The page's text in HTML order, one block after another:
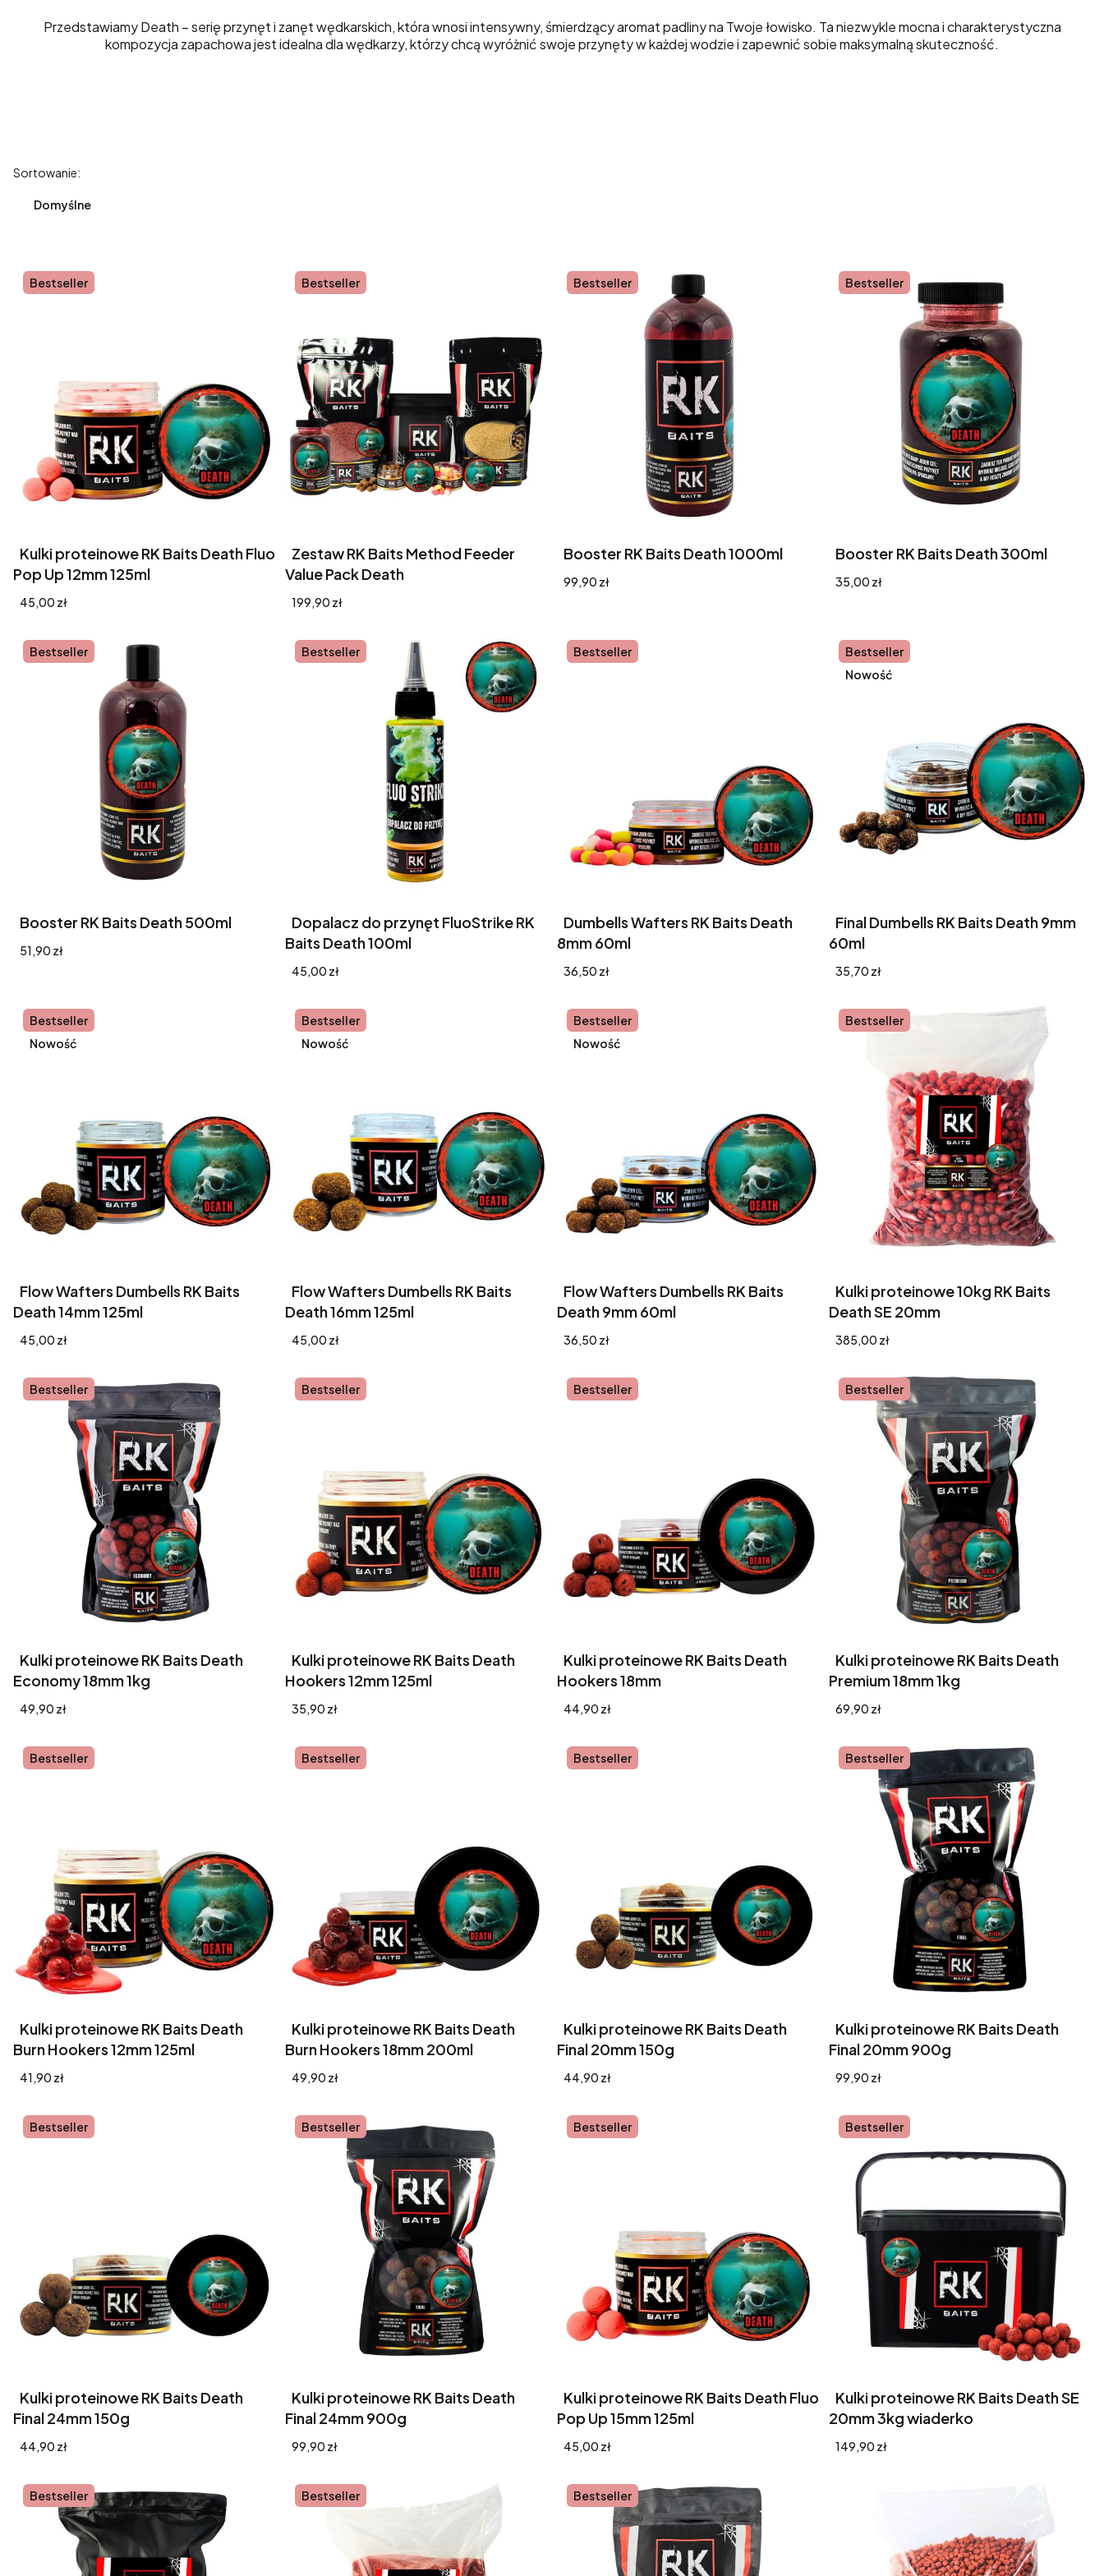
Przedstawiamy Death – serię przynęt i zanęt wędkarskich, która wnosi intensywny, śmierdzący aromat padliny na Twoje łowisko. Ta niezwykle mocna i charakterystyczna
kompozycja zapachowa jest idealna dla wędkarzy, którzy chcą wyróżnić swoje przynęty w każdej wodzie i zapewnić sobie maksymalną skuteczność.
Lista produktów
Sortowanie:
Domyślne
Bestseller
Kulki proteinowe RK Baits Death Fluo
Pop Up 12mm 125ml
Cena
45,00 zł
Bestseller
Zestaw RK Baits Method Feeder
Value Pack Death
Cena
199,90 zł
Bestseller
Booster RK Baits Death 1000ml
Cena
99,90 zł
Bestseller
Booster RK Baits Death 300ml
Cena
35,00 zł
Bestseller
Booster RK Baits Death 500ml
Cena
51,90 zł
Bestseller
Dopalacz do przynęt FluoStrike RK
Baits Death 100ml
Cena
45,00 zł
Bestseller
Dumbells Wafters RK Baits Death
8mm 60ml
Cena
36,50 zł
Bestseller
Nowość
Final Dumbells RK Baits Death 9mm
60ml
Cena
35,70 zł
Bestseller
Nowość
Flow Wafters Dumbells RK Baits
Death 14mm 125ml
Cena
45,00 zł
Bestseller
Nowość
Flow Wafters Dumbells RK Baits
Death 16mm 125ml
Cena
45,00 zł
Bestseller
Nowość
Flow Wafters Dumbells RK Baits
Death 9mm 60ml
Cena
36,50 zł
Bestseller
Kulki proteinowe 10kg RK Baits
Death SE 20mm
Cena
385,00 zł
Bestseller
Kulki proteinowe RK Baits Death
Economy 18mm 1kg
Cena
49,90 zł
Bestseller
Kulki proteinowe RK Baits Death
Hookers 12mm 125ml
Cena
35,90 zł
Bestseller
Kulki proteinowe RK Baits Death
Hookers 18mm
Cena
44,90 zł
Bestseller
Kulki proteinowe RK Baits Death
Premium 18mm 1kg
Cena
69,90 zł
Bestseller
Kulki proteinowe RK Baits Death
Burn Hookers 12mm 125ml
Cena
41,90 zł
Bestseller
Kulki proteinowe RK Baits Death
Burn Hookers 18mm 200ml
Cena
49,90 zł
Bestseller
Kulki proteinowe RK Baits Death
Final 20mm 150g
Cena
44,90 zł
Bestseller
Kulki proteinowe RK Baits Death
Final 20mm 900g
Cena
99,90 zł
Bestseller
Kulki proteinowe RK Baits Death
Final 24mm 150g
Cena
44,90 zł
Bestseller
Kulki proteinowe RK Baits Death
Final 24mm 900g
Cena
99,90 zł
Bestseller
Kulki proteinowe RK Baits Death Fluo
Pop Up 15mm 125ml
Cena
45,00 zł
Bestseller
Kulki proteinowe RK Baits Death SE
20mm 3kg wiaderko
Cena
149,90 zł
Bestseller Bestseller Bestseller